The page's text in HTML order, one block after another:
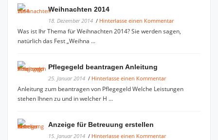
Weihnachten 2014
18. Dezember 2014 / Hinterlasse einen Kommentar
Was ist Ihr Thema für Weihnachten 2014? Sie werden sagen,
natürlich das Fest „Weihna ...
Pflegegeld beantragen Anleitung
25. Januar 2014 / Hinterlasse einen Kommentar
Anleitung zum beantragen von Pflegegeld Welche Leistungen
stehen Ihnen zu und in welcher H ...
Anzeige für Betreuung erstellen
15. Januar 2014 / Hinterlasse einen Kommentar